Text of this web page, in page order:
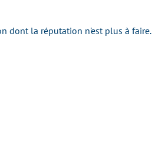
dont la réputation n'est plus à faire.